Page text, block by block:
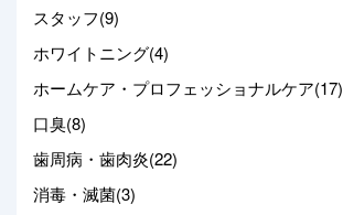
スタッフ(9)
ホワイトニング(4)
ホームケア・プロフェッショナルケア(17)
口臭(8)
歯周病・歯肉炎(22)
消毒・滅菌(3)